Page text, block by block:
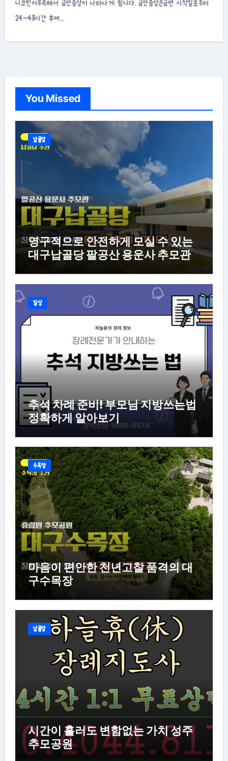
니코틴이부족해서 금단증상이 나타나게 됩니다. 금단증상은금연 시작일로부터
24~48시간 후에…
You Missed
납골당
영구적으로 안전하게 모실 수 있는
대구납골당 팔공산 용운사 추모관
일상
추석 차례 준비! 부모님 지방쓰는법
정확하게 알아보기
수목장
마음이 편안한 천년고찰 품격의 대
구수목장
납골당
시간이 흘러도 변함없는 가치 성주
추모공원